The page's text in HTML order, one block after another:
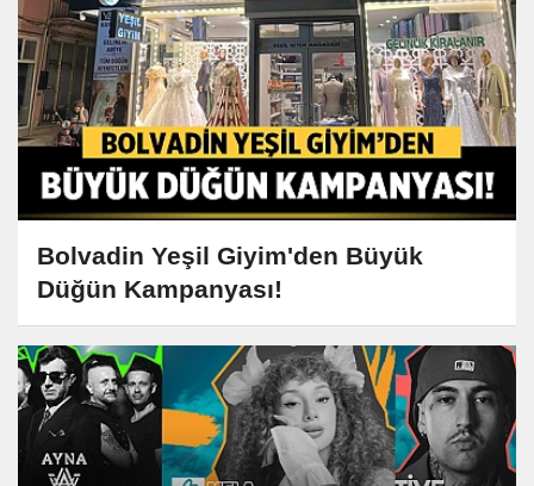
Bolvadin Yeşil Giyim'den Büyük
Düğün Kampanyası!